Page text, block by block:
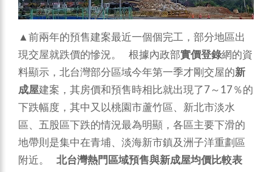
▲前兩年的預售建案最近一個個完工，部分地區出
現交屋就跌價的慘況。 根據內政部實價登錄網的資
料顯示，北台灣部分區域今年第一季才剛交屋的新
成屋建案，其房價和預售時相比就出現了7～17％的
下跌幅度，其中又以桃園市蘆竹區、新北市淡水
區、五股區下跌的情況最為明顯，各區主要下滑的
地帶則是集中在青埔、淡海新市鎮及洲子洋重劃區
附近。 北台灣熱門區域預售與新成屋均價比較表